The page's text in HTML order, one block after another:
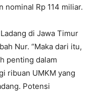
nominal Rp 114 miliar.
di Jawa Timur
Nur. “Maka dari itu,
penting dalam
ribuan UMKM yang
Potensi